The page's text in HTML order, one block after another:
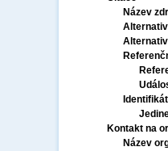
Název
Kontakt na
Název